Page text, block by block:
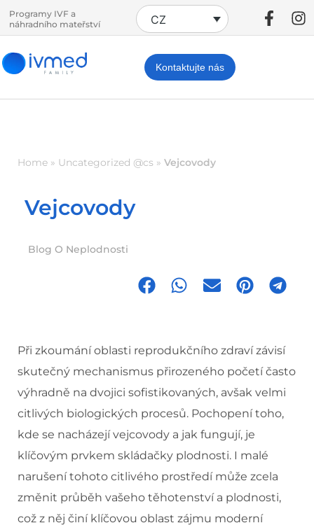
Programy IVF a
náhradního mateřství
CZ
Kontaktujte nás
Home » Uncategorized @cs » Vejcovody
Vejcovody
Blog O Neplodnosti
Při zkoumání oblasti reprodukčního zdraví závisí
skutečný mechanismus přirozeného početí často
výhradně na dvojici sofistikovaných, avšak velmi
citlivých biologických procesů. Pochopení toho,
kde se nacházejí vejcovody a jak fungují, je
klíčovým prvkem skládačky plodnosti. I malé
narušení tohoto citlivého prostředí může zcela
změnit průběh vašeho těhotenství a plodnosti,
což z něj činí klíčovou oblast zájmu moderní